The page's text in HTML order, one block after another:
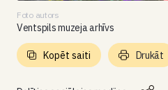
Foto autors
Ventspils muzeja arhīvs
Kopēt saiti Drukāt